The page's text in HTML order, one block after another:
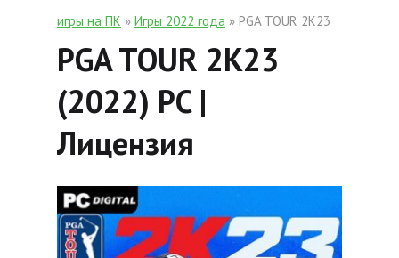
игры на ПК » Игры 2022 года » PGA TOUR 2K23
PGA TOUR 2K23
(2022) PC |
Лицензия